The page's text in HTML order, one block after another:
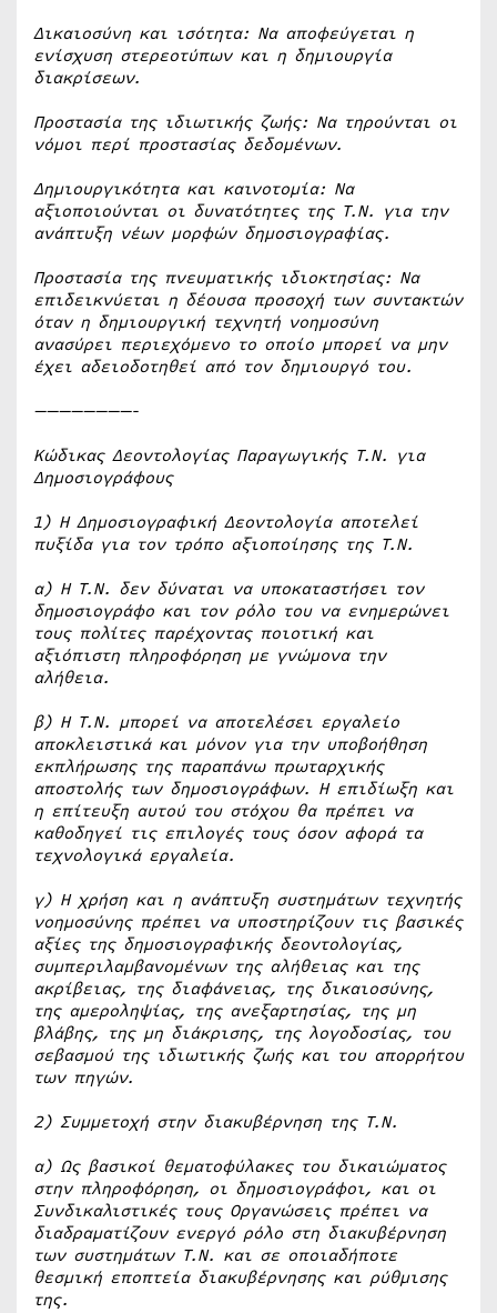
Δικαιοσύνη και ισότητα: Να αποφεύγεται η
ενίσχυση στερεοτύπων και η δημιουργία
διακρίσεων.
Προστασία της ιδιωτικής ζωής: Να τηρούνται οι
νόμοι περί προστασίας δεδομένων.
Δημιουργικότητα και καινοτομία: Να
αξιοποιούνται οι δυνατότητες της Τ.Ν. για την
ανάπτυξη νέων μορφών δημοσιογραφίας.
Προστασία της πνευματικής ιδιοκτησίας: Να
επιδεικνύεται η δέουσα προσοχή των συντακτών
όταν η δημιουργική τεχνητή νοημοσύνη
ανασύρει περιεχόμενο το οποίο μπορεί να μην
έχει αδειοδοτηθεί από τον δημιουργό του.
————————-
Κώδικας Δεοντολογίας Παραγωγικής Τ.Ν. για
Δημοσιογράφους
1) Η Δημοσιογραφική Δεοντολογία αποτελεί
πυξίδα για τον τρόπο αξιοποίησης της Τ.Ν.
α) Η Τ.Ν. δεν δύναται να υποκαταστήσει τον
δημοσιογράφο και τον ρόλο του να ενημερώνει
τους πολίτες παρέχοντας ποιοτική και
αξιόπιστη πληροφόρηση με γνώμονα την
αλήθεια.
β) Η Τ.Ν. μπορεί να αποτελέσει εργαλείο
αποκλειστικά και μόνον για την υποβοήθηση
εκπλήρωσης της παραπάνω πρωταρχικής
αποστολής των δημοσιογράφων. Η επιδίωξη και
η επίτευξη αυτού του στόχου θα πρέπει να
καθοδηγεί τις επιλογές τους όσον αφορά τα
τεχνολογικά εργαλεία.
γ) Η χρήση και η ανάπτυξη συστημάτων τεχνητής
νοημοσύνης πρέπει να υποστηρίζουν τις βασικές
αξίες της δημοσιογραφικής δεοντολογίας,
συμπεριλαμβανομένων της αλήθειας και της
ακρίβειας, της διαφάνειας, της δικαιοσύνης,
της αμεροληψίας, της ανεξαρτησίας, της μη
βλάβης, της μη διάκρισης, της λογοδοσίας, του
σεβασμού της ιδιωτικής ζωής και του απορρήτου
των πηγών.
2) Συμμετοχή στην διακυβέρνηση της Τ.Ν.
α) Ως βασικοί θεματοφύλακες του δικαιώματος
στην πληροφόρηση, οι δημοσιογράφοι, και οι
Συνδικαλιστικές τους Οργανώσεις πρέπει να
διαδραματίζουν ενεργό ρόλο στη διακυβέρνηση
των συστημάτων Τ.Ν. και σε οποιαδήποτε
θεσμική εποπτεία διακυβέρνησης και ρύθμισης
της.